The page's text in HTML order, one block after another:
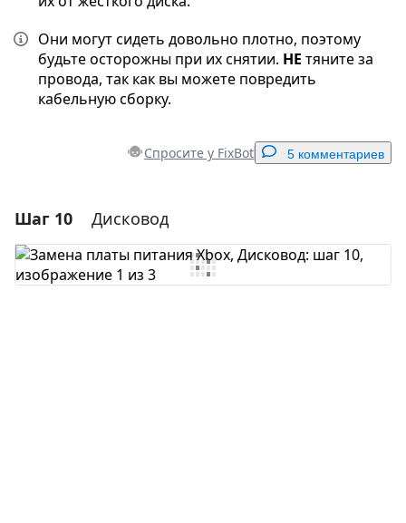
Они могут сидеть довольно плотно, поэтому
будьте осторожны при их снятии. НЕ тяните за
провода, так как вы можете повредить
кабельную сборку.
Спросите у FixBot 5 комментариев
Добавить комментарий
Добавить комментарий
Шаг 10 Дисковод